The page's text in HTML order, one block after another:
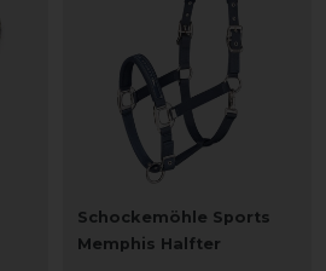
Schockemöhle Sports
Memphis Halfter